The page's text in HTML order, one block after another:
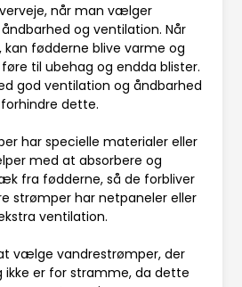
når man vælger
og ventilation. Når
fødderne blive varme og
til ubehag og endda blister.
god ventilation og åndbarhed
dette.
har specielle materialer eller
med at absorbere og
fra fødderne, så de forbliver
strømper har netpaneler eller
ventilation.
vælge vandrestrømper, der
ikke er for stramme, da dette